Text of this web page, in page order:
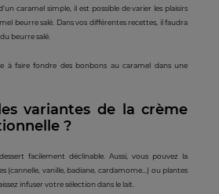
caramel simple, il est possible de varier les plaisirs
beurre salé. Dans vos différentes recettes, il faudra
beurre salé.
à faire fondre des bonbons au caramel dans une
variantes de la crème
?
facilement déclinable. Aussi, vous pouvez la
(cannelle, vanille, badiane, cardamome…) ou plantes
infuser votre sélection dans le lait.